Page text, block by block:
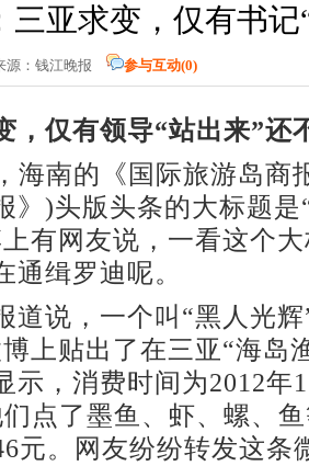
三亚求变，仅有书记
源：钱江晚报 参与互动(0)
，仅有领导“站出来”还
南的《国际旅游岛商
》)头版头条的大标题
有网友说，一看这个
通缉罗迪呢。
说，一个叫“黑人光辉
上贴出了在三亚“海岛
示，消费时间为2012年
点了墨鱼、虾、螺、
元。网友纷纷转发这条